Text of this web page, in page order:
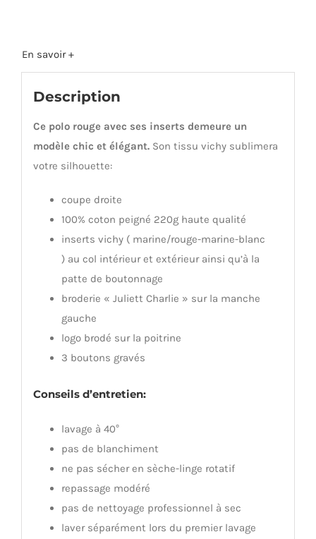
En savoir +
Description
Ce polo rouge avec ses inserts demeure un
modèle chic et élégant. Son tissu vichy sublimera
votre silhouette:
coupe droite
100% coton peigné 220g haute qualité
inserts vichy ( marine/rouge-marine-blanc
) au col intérieur et extérieur ainsi qu’à la
patte de boutonnage
broderie « Juliett Charlie » sur la manche
gauche
logo brodé sur la poitrine
3 boutons gravés
Conseils d’entretien:
lavage à 40°
pas de blanchiment
ne pas sécher en sèche-linge rotatif
repassage modéré
pas de nettoyage professionnel à sec
laver séparément lors du premier lavage